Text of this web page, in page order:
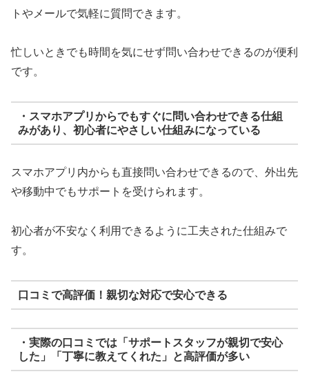
トやメールで気軽に質問できます。
忙しいときでも時間を気にせず問い合わせできるのが便利
です。
・スマホアプリからでもすぐに問い合わせできる仕組
みがあり、初心者にやさしい仕組みになっている
スマホアプリ内からも直接問い合わせできるので、外出先
や移動中でもサポートを受けられます。
初心者が不安なく利用できるように工夫された仕組みで
す。
口コミで高評価！親切な対応で安心できる
・実際の口コミでは「サポートスタッフが親切で安心
した」「丁寧に教えてくれた」と高評価が多い